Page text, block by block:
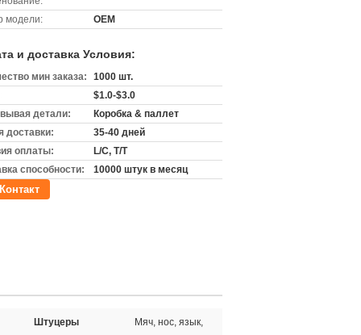
модели: OEM
и доставка Условия:
мин заказа:
1000 шт.
$1.0-$3.0
детали:
Коробка & паллет
доставки:
35-40 дней
оплаты:
L/C, T/T
способности:
10000 штук в месяц
Контакт
Штуцеры
Мяч, нос, язык,